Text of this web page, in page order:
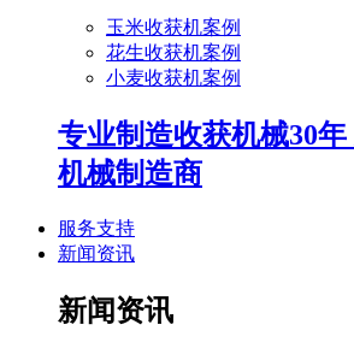
玉米收获机案例
花生收获机案例
小麦收获机案例
专业制造收获机械30
机械制造商
服务支持
新闻资讯
新闻资讯